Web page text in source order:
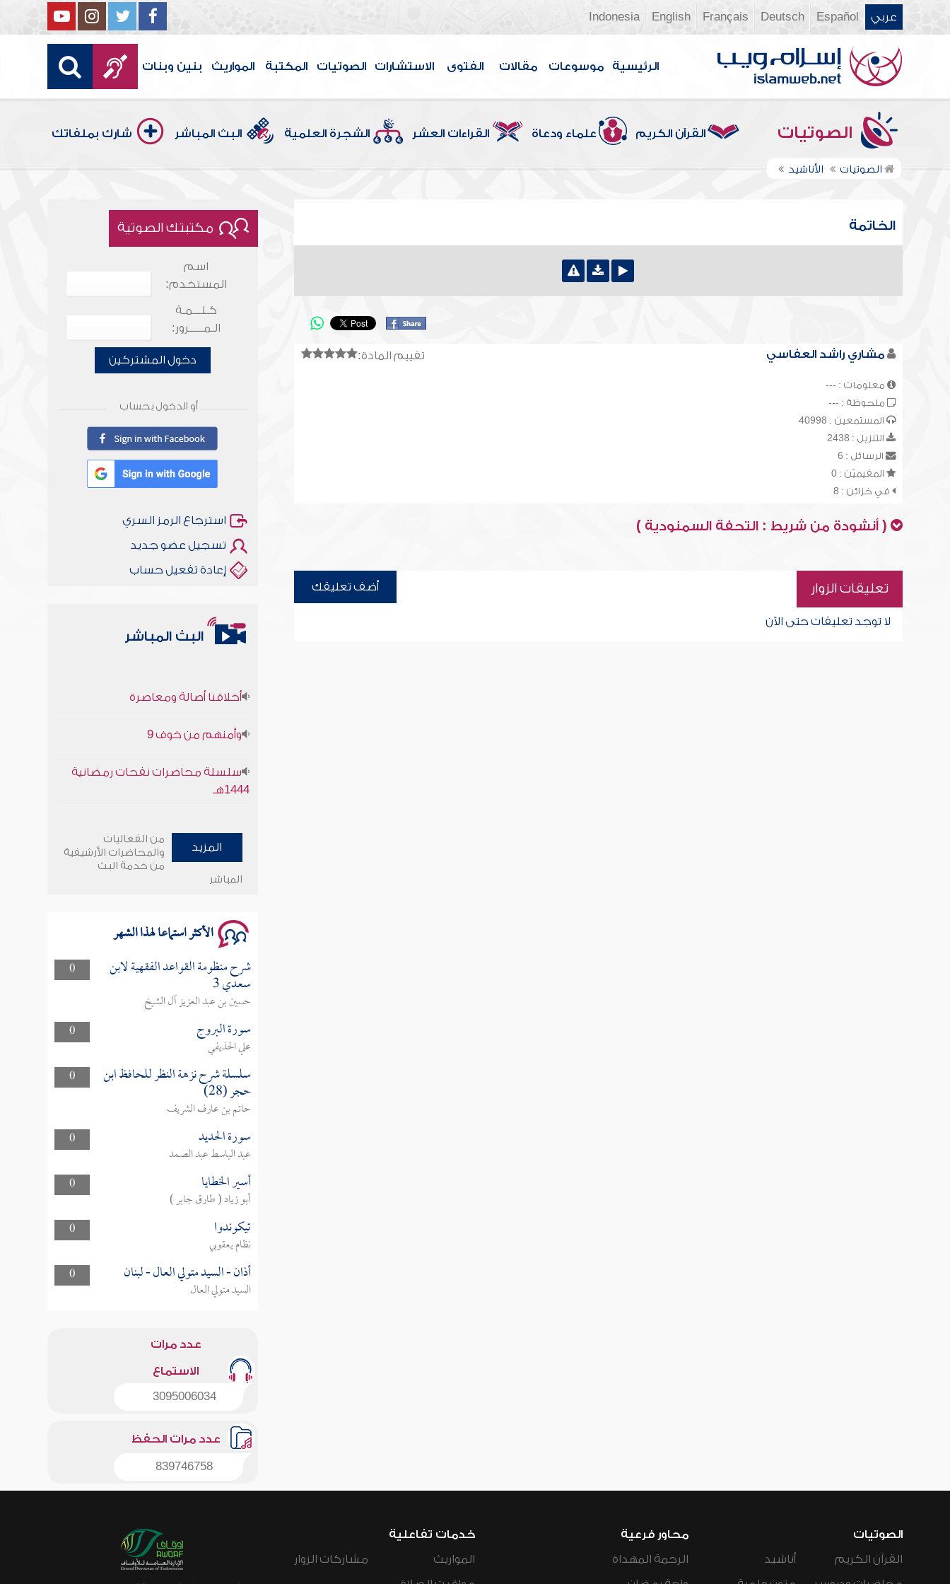
عربي Español
Deutsch
Français
English
Indonesia
الرئيسية موسوعات مقالات الفتوى الاستشارات الصوتيات المكتبة المواريث بنين وبنات
الصوتيات القرآن الكريم علماء ودعاة القراءات العشر الشجرة العلمية البث المباشر شارك بملفاتك
الصوتيات الأناشيد
الخاتمة
تقييم المادة: مشاري راشد العفاسي
معلومات : ---
ملحوظة : ---
المستمعين : 40998
التنزيل : 2438
الرسائل : 6
المقيميّن : 0
في خزائن : 8
( أنشودة من شريط : التحفة السمنودية )
تعليقات الزوار أضف تعليقك
لا توجد تعليقات حتى الآن
مكتبتك الصوتية
اسم
المستخدم:
كـلـــمـة
الـمـــــرور:
دخول المشتركين
أو الدخول بحساب
استرجاع الرمز السري
تسجيل عضو جديد
إعادة تفعيل حساب
البث المباشر
1444هـ
وأمنهم من خوف 9
المزيد
من الفعاليات
والمحاضرات الأرشيفية
من خدمة البث
المباشر
الأكثر استماعا لهذا الشهر
0 شرح منظومة القواعد الفقهية لابن
سعدي 3
حسين بن عبد العزيز آل الشيخ
0
سورة البروج
علي الحذيفي
0
سلسلة شرح نزهة النظر للحافظ ابن
حجر (28)
حاتم بن عارف الشريف
0
سورة الحديد
عبد الباسط عبد الصمد
0
أسير الخطايا
أبو زياد ( طارق جابر )
0
تيكوندوا
نظام يعقوبي
0
أذان - السيد متولي العال - لبنان
السيد متولي العال
عدد مرات
الاستماع
3095006034
عدد مرات الحفظ
839746758
الصوتيات
القرآن الكريم
أناشيد
محاور فرعية
الرحمة المهداة
خدمات تفاعلية
المواريث
مشاركات الزوار